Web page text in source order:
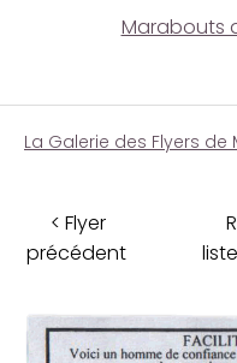
Marabouts
La Galerie des Flyers
< Flyer
précédent
liste